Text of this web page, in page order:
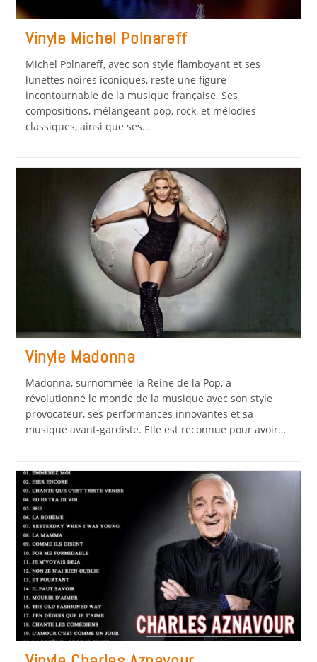
Vinyle Michel Polnareff
Michel Polnareff, avec son style flamboyant et ses
lunettes noires iconiques, reste une figure
incontournable de la musique française. Ses
compositions, mélangeant pop, rock, et mélodies
classiques, ainsi que ses…
Vinyle Madonna
Madonna, surnommée la Reine de la Pop, a
révolutionné le monde de la musique avec son style
provocateur, ses performances innovantes et sa
musique avant-gardiste. Elle est reconnue pour avoir…